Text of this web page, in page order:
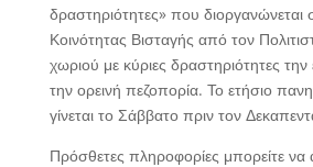
δραστηριότητες» που διοργανώνεται
Κοινότητας Βισταγής από τον
χωριού με κύριες δραστηριότητες
την ορεινή πεζοπορία. Το ετήσιο
γίνεται το Σάββατο πριν τον
Πρόσθετες πληροφορίες μπορείτε να